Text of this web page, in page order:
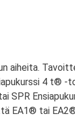
aiheita.
4 t® -
SPR
EA1® tai